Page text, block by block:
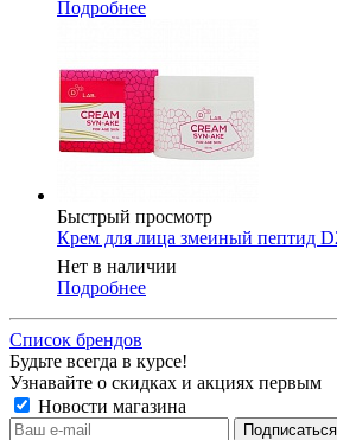
Подробнее
Быстрый просмотр
Крем для лица змеиный пептид
Нет в наличии
Подробнее
Список брендов
Будьте всегда в курсе!
Узнавайте о скидках и акциях первым
Новости магазина